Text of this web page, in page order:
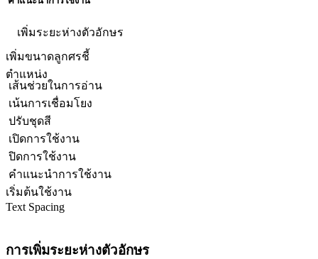
เพิ่มระยะห่างตัวอักษร
เพิ่มขนาดลูกศรชี้
ตำแหน่ง
เส้นช่วยในการอ่าน
เน้นการเชื่อมโยง
ปรับชุดสี
เปิดการใช้งาน
ปิดการใช้งาน
คำแนะนำการใช้งาน
เริ่มต้นใช้งาน
Text Spacing
การเพิ่มระยะห่างตัวอักษร